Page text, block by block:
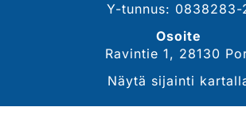
Y-tunnus: 0838283-
Osoite
Ravintie 1, 28130
Näytä sijainti